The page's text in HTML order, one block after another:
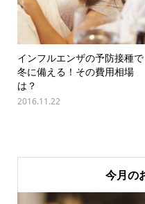
インフルエンザの予防接種で
冬に備える！その費用相場
は？
2016.11.22
今月の